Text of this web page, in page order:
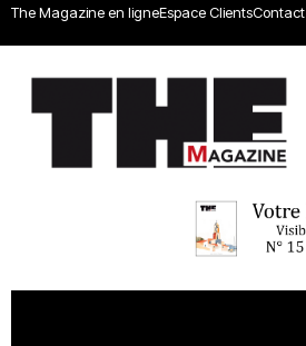
The Magazine en ligneEspace ClientsContact